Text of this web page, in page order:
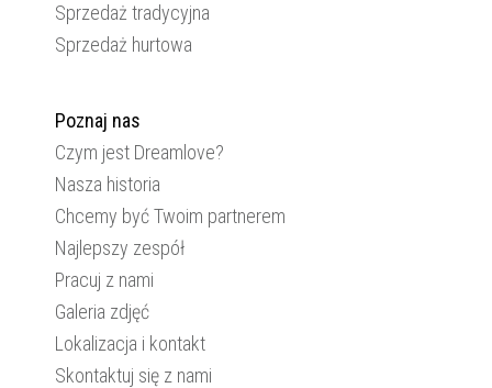
Sprzedaż tradycyjna
Sprzedaż hurtowa
Poznaj nas
Czym jest Dreamlove?
Nasza historia
Chcemy być Twoim partnerem
Najlepszy zespół
Pracuj z nami
Galeria zdjęć
Lokalizacja i kontakt
Skontaktuj się z nami